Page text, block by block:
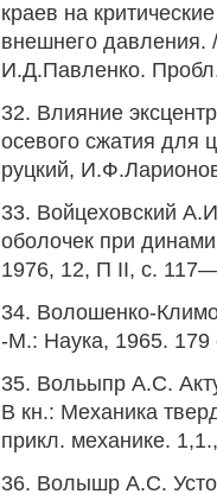
краев на
внешнего
И.Д.Павленко.
32. Влияние
осевого сжатия для
руцкий,
33. Войцеховский
оболочек при
1976, 12, П II, с.
34. Волошенко-
-М.: Наука, 1965. 179
35. Вольыпр А.С.
В кн.: Механика
прикл. механике.
36. Волышр А.С.